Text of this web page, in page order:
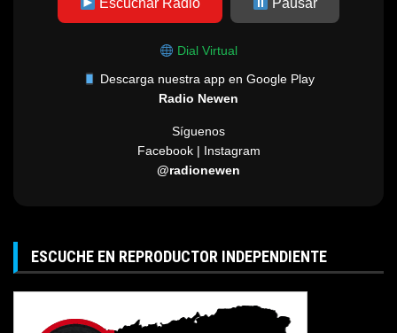
Escuchar Radio Pausar
Dial Virtual
Descarga nuestra app en Google Play
Radio Newen
Síguenos
Facebook | Instagram
@radionewen
ESCUCHE EN REPRODUCTOR INDEPENDIENTE